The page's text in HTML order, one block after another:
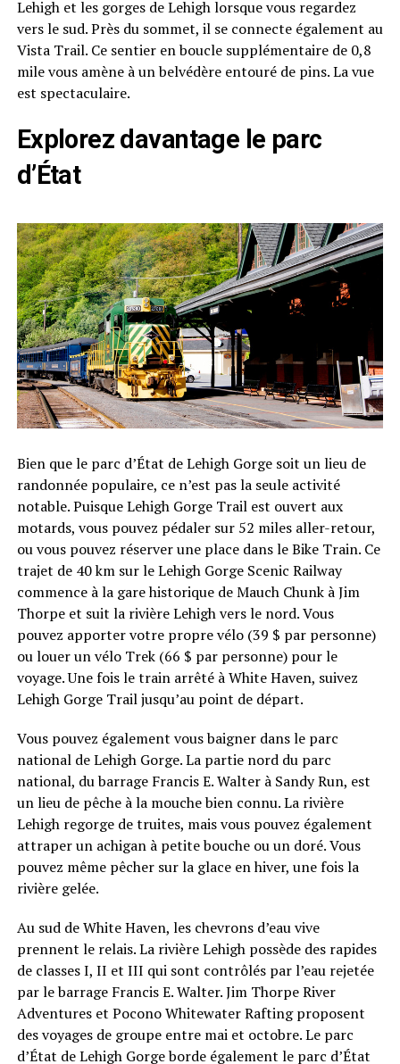
Lehigh et les gorges de Lehigh lorsque vous regardez
vers le sud. Près du sommet, il se connecte également au
Vista Trail. Ce sentier en boucle supplémentaire de 0,8
mile vous amène à un belvédère entouré de pins. La vue
est spectaculaire.
Explorez davantage le parc
d’État
Bien que le parc d’État de Lehigh Gorge soit un lieu de
randonnée populaire, ce n’est pas la seule activité
notable. Puisque Lehigh Gorge Trail est ouvert aux
motards, vous pouvez pédaler sur 52 miles aller-retour,
ou vous pouvez réserver une place dans le Bike Train. Ce
trajet de 40 km sur le Lehigh Gorge Scenic Railway
commence à la gare historique de Mauch Chunk à Jim
Thorpe et suit la rivière Lehigh vers le nord. Vous
pouvez apporter votre propre vélo (39 $ par personne)
ou louer un vélo Trek (66 $ par personne) pour le
voyage. Une fois le train arrêté à White Haven, suivez
Lehigh Gorge Trail jusqu’au point de départ.
Vous pouvez également vous baigner dans le parc
national de Lehigh Gorge. La partie nord du parc
national, du barrage Francis E. Walter à Sandy Run, est
un lieu de pêche à la mouche bien connu. La rivière
Lehigh regorge de truites, mais vous pouvez également
attraper un achigan à petite bouche ou un doré. Vous
pouvez même pêcher sur la glace en hiver, une fois la
rivière gelée.
Au sud de White Haven, les chevrons d’eau vive
prennent le relais. La rivière Lehigh possède des rapides
de classes I, II et III qui sont contrôlés par l’eau rejetée
par le barrage Francis E. Walter. Jim Thorpe River
Adventures et Pocono Whitewater Rafting proposent
des voyages de groupe entre mai et octobre. Le parc
d’État de Lehigh Gorge borde également le parc d’État